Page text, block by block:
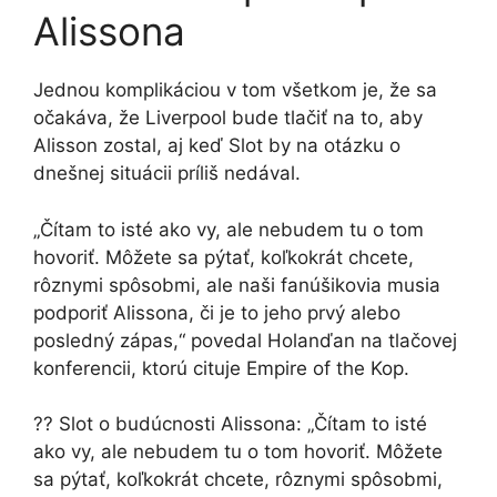
Alissona
Jednou komplikáciou v tom všetkom je, že sa
očakáva, že Liverpool bude tlačiť na to, aby
Alisson zostal, aj keď Slot by na otázku o
dnešnej situácii príliš nedával.
„Čítam to isté ako vy, ale nebudem tu o tom
hovoriť. Môžete sa pýtať, koľkokrát chcete,
rôznymi spôsobmi, ale naši fanúšikovia musia
podporiť Alissona, či je to jeho prvý alebo
posledný zápas,“ povedal Holanďan na tlačovej
konferencii, ktorú cituje Empire of the Kop.
?? Slot o budúcnosti Alissona: „Čítam to isté
ako vy, ale nebudem tu o tom hovoriť. Môžete
sa pýtať, koľkokrát chcete, rôznymi spôsobmi,